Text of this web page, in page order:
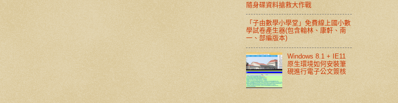
隨身碟資料搶救大作戰
「子由數學小學堂」免費線上國小數
學試卷產生器(包含翰林、康軒、南
一、部編版本)
Windows 8.1 + IE11
原生環境如何安裝筆
硯進行電子公文簽核